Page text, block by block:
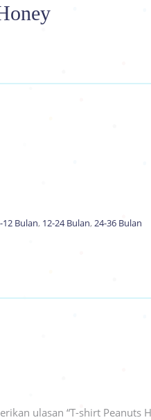
12 Bulan, 12-24 Bulan, 24-36 Bulan
ulasan “T-shirt Peanuts